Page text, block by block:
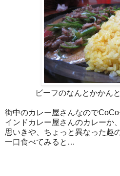
ビーフのなんとかかん
街中のカレー屋さんなのでCoCo
インドカレー屋さんのカレーか
思いきや、ちょっと異なった趣
一口食べてみると…